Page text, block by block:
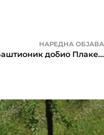
НАРЕДНА ОБЈАВА
Баштионик добио Плакету Града Бања Лука